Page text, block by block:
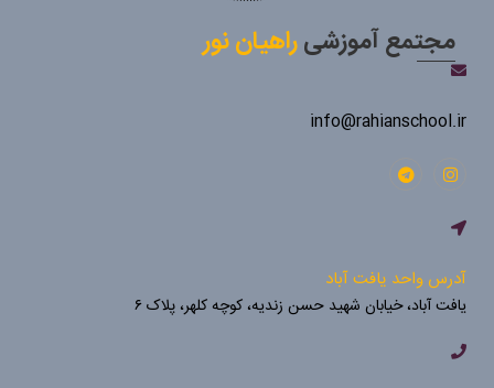
مجتمع آموزشیراهیان نور
info@rahianschool.ir
آدرس واحد یافت آباد
یافت آباد، خیابان شهید حسن زندیه، کوچه کلهر، پلاک ۶